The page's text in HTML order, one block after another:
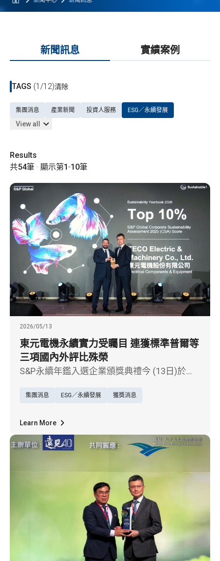
新聞訊息 實績案例
TAGS (1/12)清除
集團消息 產業新聞 投資人服務 ESG／永續發展
View all
Results
共54筆 · 顯示第1-10筆
2026/05/13
東元電機永續實力受矚目 連獲標準普爾等
三項國內外評比殊榮
S&P永續年鑑入選企業頒獎典禮今 (13日)於台
經營的具體成果，第六度入選國際指數與評比
鑑》（The Sustainability Yearbook），並由東
元電機ESG推動辦公室處長施昂廷代表受獎。
集團消息 ESG／永續發展 獲獎消息
Learn More